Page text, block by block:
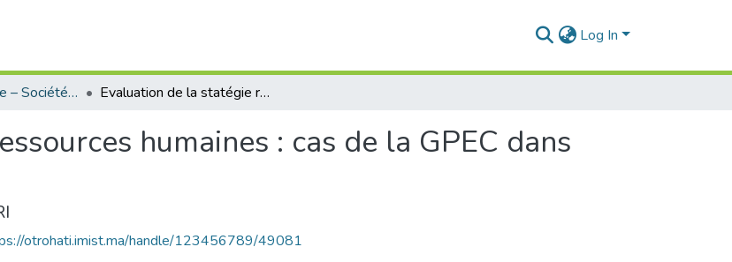
Log In
CEDoc - Homme – Société - Education Evaluation de la statégie ressources humaines : cas de la GPEC dans l’administration publique
humaines : cas de la GPEC dans
otrohati.imist.ma/handle/123456789/49081